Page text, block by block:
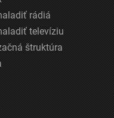
rádiá
televíziu
štruktúra